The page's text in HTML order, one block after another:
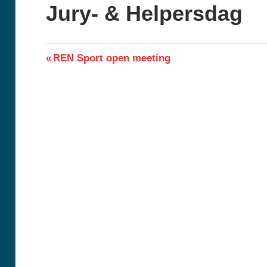
Jury- & Helpersdag
Berichtnavigatie
Previous
REN Sport open meeting